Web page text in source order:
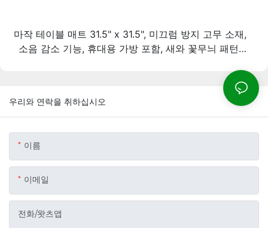
마작 테이블 매트 31.5" x 31.5", 미끄럼 방지 고무 소재,
소음 감소 기능, 휴대용 가방 포함, 새와 꽃무늬 패턴,
우리와 연락을 취하십시오
이름
이메일
전화/왓츠앱